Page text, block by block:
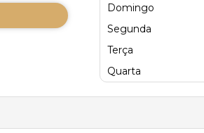
Domingo
Segunda
Terça
Quarta